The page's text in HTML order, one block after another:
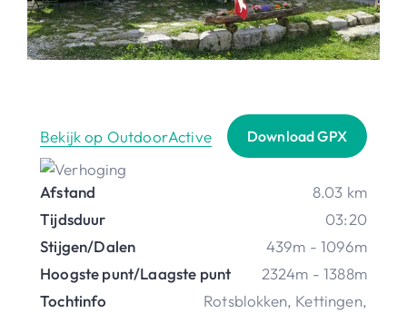
Bekijk op OutdoorActive Download GPX
Afstand
8.03 km
Tijdsduur
03:20
Stijgen/Dalen
439m - 1096m
Hoogste punt/Laagste punt
2324m - 1388m
Tochtinfo
Rotsblokken, Kettingen,